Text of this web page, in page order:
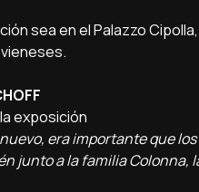
sea en el Palazzo
exposición
era importante que
junto a la familia Colonna,